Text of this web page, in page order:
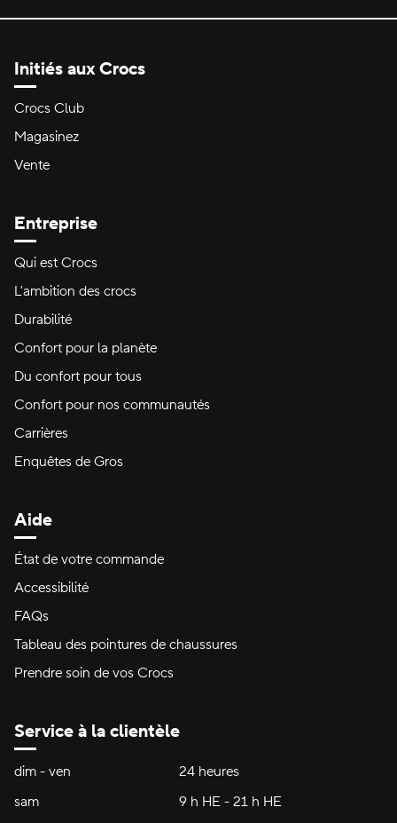
Initiés aux Crocs
Crocs Club
Magasinez
Vente
Entreprise
Qui est Crocs
L'ambition des crocs
Durabilité
Confort pour la planète
Du confort pour tous
Confort pour nos communautés
Carrières
Enquêtes de Gros
Aide
État de votre commande
Accessibilité
FAQs
Tableau des pointures de chaussures
Prendre soin de vos Crocs
Service à la clientèle
Heures d'ouverture:
dim - ven dimanche à vendredi24 heures24 heures
sam
9 h HE - 21 h HE9 h HE - 21 h HE